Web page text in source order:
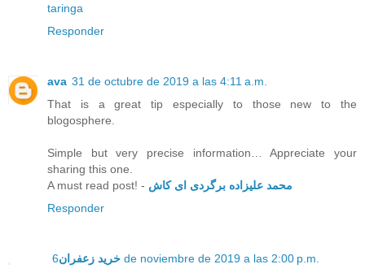
taringa
Responder
ava 31 de octubre de 2019 a las 4:11 a.m.
That is a great tip especially to those new to the
blogosphere.
Simple but very precise information… Appreciate your
sharing this one.
A must read post! - محمد علیزاده برگردی ای کاش
Responder
خرید زعفران 6 de noviembre de 2019 a las 2:00 p.m.